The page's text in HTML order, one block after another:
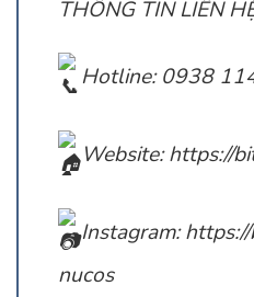
THÔNG TIN LIÊN
Hotline: 0938
Website:https://
Instagram:
nucos